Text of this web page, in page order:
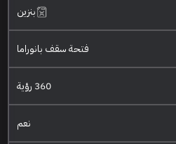
بنزين
فتحة سقف بانوراما
360 رؤية
نعم